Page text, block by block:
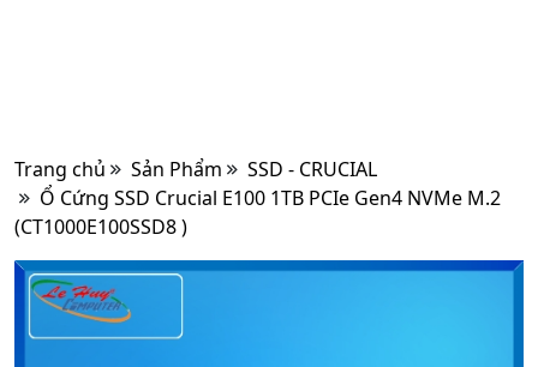
Trang chủ Sản Phẩm
SSD - CRUCIAL
Ổ Cứng SSD Crucial E100 1TB PCIe Gen4 NVMe M.2
(CT1000E100SSD8 )